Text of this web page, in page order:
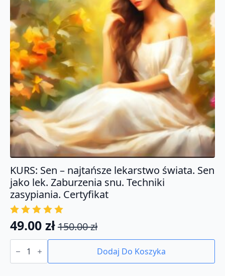
KURS: Sen – najtańsze lekarstwo świata. Sen
jako lek. Zaburzenia snu. Techniki
zasypiania. Certyfikat
150.00zł
Pierwotna
cena
wynosiła:
49.00 zł
Aktualna
cena
wynosi:
ilość
KURS:
-
Dodaj Do Koszyka